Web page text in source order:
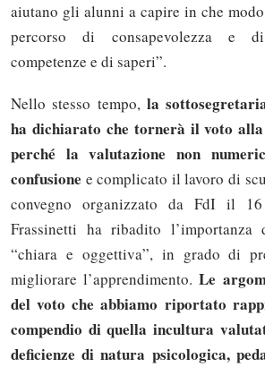
aiutano gli alunni a capire in che
percorso di consapevolezza e
competenze e di saperi”.
Nello stesso tempo, la
ha dichiarato che tornerà il voto alla
perché la valutazione non
confusione e complicato il lavoro di
convegno organizzato da FdI il 16
Frassinetti ha ribadito l’importanza
“chiara e oggettiva”, in grado di
migliorare l’apprendimento.Le
del voto che abbiamo riportato
compendio di quella incultura
deficienze di natura psicologica,